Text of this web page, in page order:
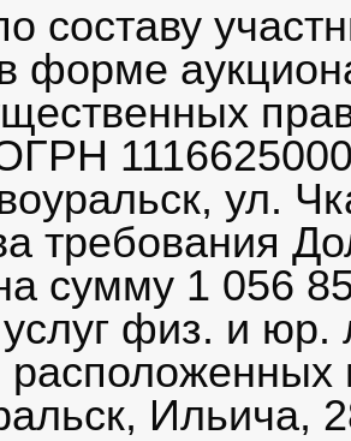
составу
форме
ул.
требования
сумму 1 056
физ. и
Ильича,